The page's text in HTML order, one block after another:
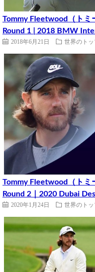
Tommy Fleetwood（トミ
Round 1 | 2018 BMW
2018年6月21日 世界のト
Tommy Fleetwood（トミ
Round 2｜2020 Dubai
2020年1月24日 世界のト